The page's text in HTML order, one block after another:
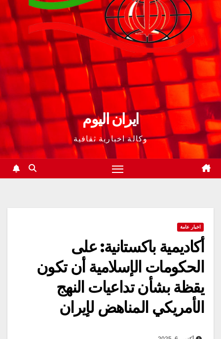
ايران اليوم
وكالة اخبارية ثقافية
اخبار عامة
أكاديمية باكستانية: على
الحكومات الإسلامية أن تكون
يقظة بشأن تداعیات النهج
الأمريكي المناهض لإيران